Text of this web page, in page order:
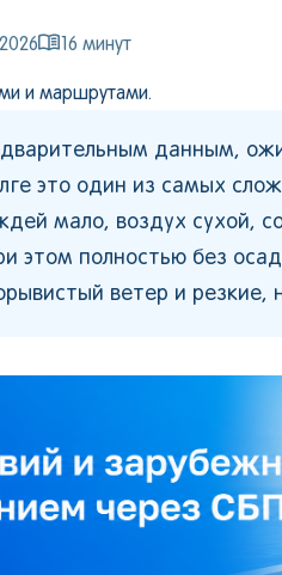
16 минут
и маршрутами.
данным,
это один из самых
мало, воздух сухой,
этом полностью без
ветер и резкие,